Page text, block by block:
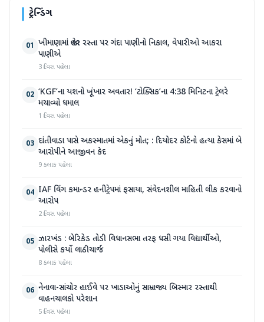
ટ્રેન્ડિંગ
01 ખીમાણામાં જાહેર રસ્તા પર ગંદા પાણીનો નિકાલ, વેપારીઓ આકરા
પાણીએ
3 દિવસ પહેલા
02 ‘KGF’ના યશનો ખૂંખાર અવતાર! ‘ટોક્સિક’ના 4:38 મિનિટના ટ્રેલરે
મચાવ્યો ધમાલ
1 દિવસ પહેલા
03 દાંતીવાડા પાસે અકસ્માતમાં એકનું મોત; : દિયોદર કોર્ટનો હત્યા કેસમાં બે
આરોપીને આજીવન કેદ
9 કલાક પહેલા
04 IAF વિંગ કમાન્ડર હનીટ્રેપમાં ફસાયા, સંવેદનશીલ માહિતી લીક કરવાનો
આરોપ
2 દિવસ પહેલા
05 ઝારખંડ : બેરિકેડ તોડી વિધાનસભા તરફ ધસી ગયા વિદ્યાર્થીઓ,
પોલીસે કર્યો લાઠીચાર્જ
8 કલાક પહેલા
06 નેનાવા-સાંચોર હાઈવે પર ખાડાઓનું સામ્રાજ્ય બિસ્માર રસ્તાથી
વાહનચાલકો પરેશાન
5 દિવસ પહેલા